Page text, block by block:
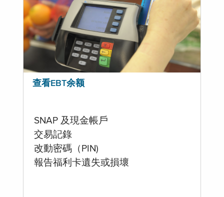
查看EBT余额
SNAP 及現金帳戶
交易記錄
改動密碼（PIN)
報告福利卡遺失或損壞